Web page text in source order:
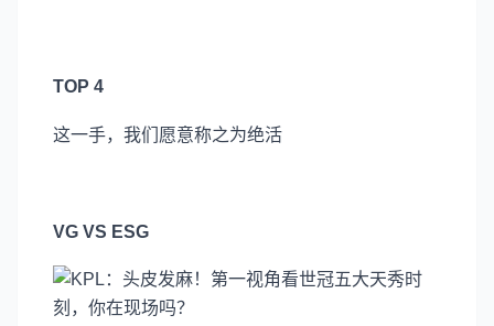
TOP 4
这一手，我们愿意称之为绝活
VG VS ESG